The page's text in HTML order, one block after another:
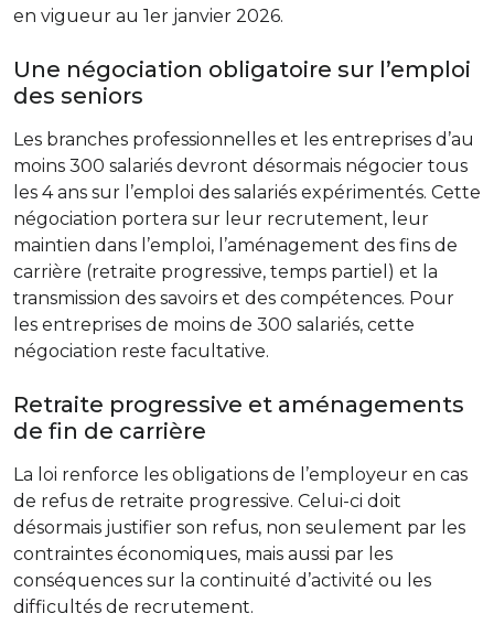
en vigueur au 1er janvier 2026.
Une négociation obligatoire sur l’emploi
des seniors
Les branches professionnelles et les entreprises d’au
moins 300 salariés devront désormais négocier tous
les 4 ans sur l’emploi des salariés expérimentés. Cette
négociation portera sur leur recrutement, leur
maintien dans l’emploi, l’aménagement des fins de
carrière (retraite progressive, temps partiel) et la
transmission des savoirs et des compétences. Pour
les entreprises de moins de 300 salariés, cette
négociation reste facultative.
Retraite progressive et aménagements
de fin de carrière
La loi renforce les obligations de l’employeur en cas
de refus de retraite progressive. Celui-ci doit
désormais justifier son refus, non seulement par les
contraintes économiques, mais aussi par les
conséquences sur la continuité d’activité ou les
difficultés de recrutement.